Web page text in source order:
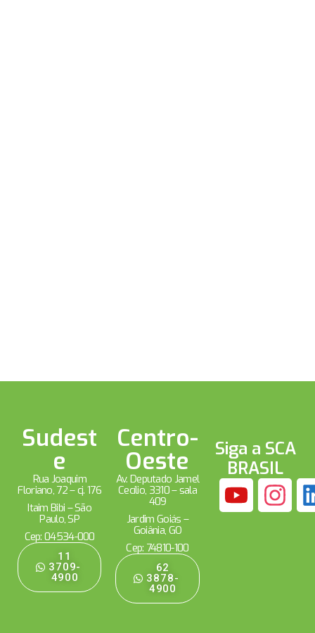
Sudest
e
Rua Joaquim
Floriano, 72 – cj. 176
Itaim Bibi – São
Paulo, SP
Cep: 04534-000
11
3709-
4900
Centro-
Oeste
Av. Deputado Jamel
Cecílio, 3310 – sala
409
Jardim Goiás –
Goiânia, GO
Cep: 74810-100
62
3878-
4900
Siga a SCA
BRASIL